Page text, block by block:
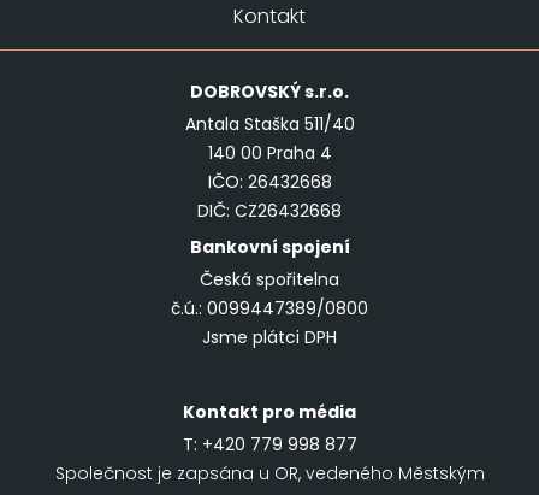
Kontakt
DOBROVSKÝs.r.o.
Antala Staška 511/40
140 00 Praha 4
IČO: 26432668
DIČ: CZ26432668
Bankovní spojení
Česká spořitelna
č.ú.: 0099447389/0800
Jsme plátci DPH
Kontakt pro média
T: +420 779 998 877
Společnost je zapsána u OR, vedeného Městským